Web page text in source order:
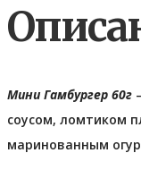
Мини Гамбургер 60г
соусом, ломтиком
маринованным